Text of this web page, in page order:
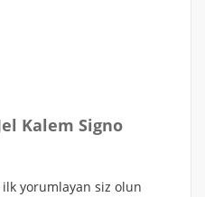
Kalem Signo
yorumlayan siz olun